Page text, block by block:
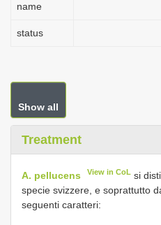
name
status
Show all
Treatment
A. pellucens View in CoL si
specie svizzere, e soprattutto
seguenti caratteri: